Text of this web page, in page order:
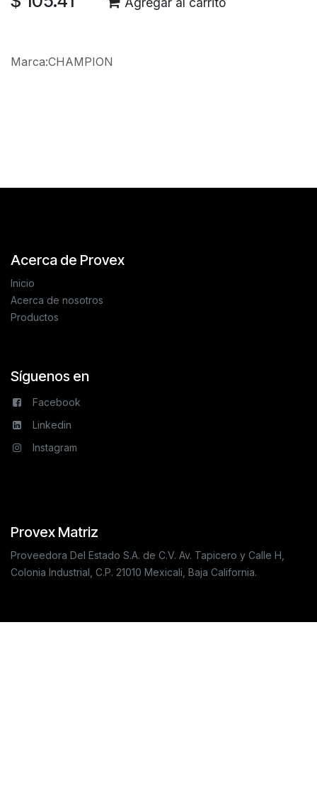
Marca:CHAMPION
Acerca de Provex
Inicio
Acerca de nosotros
Productos
Síguenos en
Facebook
Linkedin
Instagram
Provex Matriz
Proveedora Del Estado S.A. de C.V. Av. Tapicero y Calle H,
Colonia Industrial, C.P. 21010 Mexicali, Baja California.